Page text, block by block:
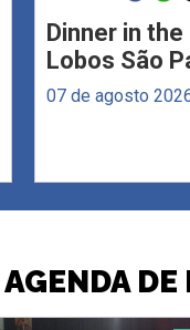
Dinner in
Lobos São
07 de agosto
AGENDA DE